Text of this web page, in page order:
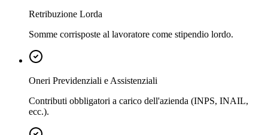
Retribuzione Lorda
Somme corrisposte al lavoratore come stipendio lordo.
Oneri Previdenziali e Assistenziali
Contributi obbligatori a carico dell'azienda (INPS, INAIL,
ecc.).